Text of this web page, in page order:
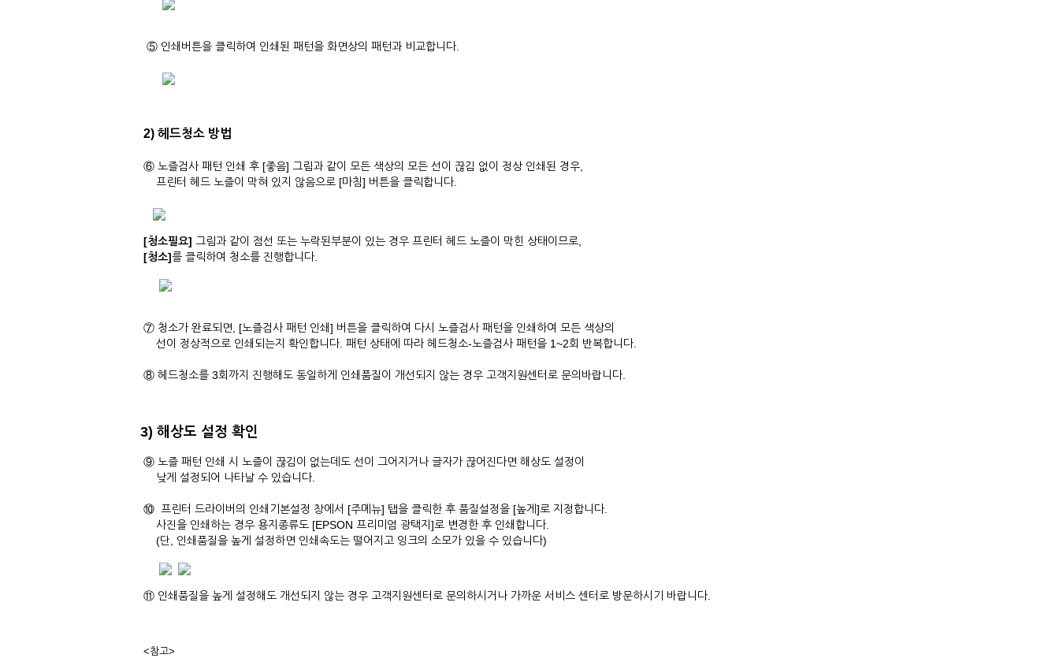
⑤ 인쇄버튼을 클릭하여 인쇄된 패턴을 화면상의 패턴과 비교합니다.
2) 헤드청소 방법
⑥ 노즐검사 패턴 인쇄 후 [좋음] 그림과 같이 모든 색상의 모든 선이 끊김 없이 정상 인쇄된 경우,
프린터 헤드 노즐이 막혀 있지 않음으로 [마침] 버튼을 클릭합니다.
[청소필요] 그림과 같이 점선 또는 누락된부분이 있는 경우 프린터 헤드 노즐이 막힌 상태이므로,
[청소]를 클릭하여 청소를 진행합니다.
⑦ 청소가 완료되면, [노즐검사 패턴 인쇄] 버튼을 클릭하여 다시 노즐검사 패턴을 인쇄하여 모든 색상의
선이 정상적으로 인쇄되는지 확인합니다. 패턴 상태에 따라 헤드청소-노즐검사 패턴을 1~2회 반복합니다.
⑧ 헤드청소를 3회까지 진행해도 동일하게 인쇄품질이 개선되지 않는 경우 고객지원센터로 문의바랍니다.
3) 해상도 설정 확인
⑨ 노즐 패턴 인쇄 시 노즐이 끊김이 없는데도 선이 그어지거나 글자가 끊어진다면 해상도 설정이
낮게 설정되어 나타날 수 있습니다.
⑩ 프린터 드라이버의 인쇄기본설정 창에서 [주메뉴] 탭을 클릭한 후 품질설정을 [높게]로 지정합니다.
사진을 인쇄하는 경우 용지종류도 [EPSON 프리미엄 광택지]로 변경한 후 인쇄합니다.
(단, 인쇄품질을 높게 설정하면 인쇄속도는 떨어지고 잉크의 소모가 있을 수 있습니다)
⑪ 인쇄품질을 높게 설정해도 개선되지 않는 경우 고객지원센터로 문의하시거나 가까운 서비스 센터로 방문하시기 바랍니다.
<참고>